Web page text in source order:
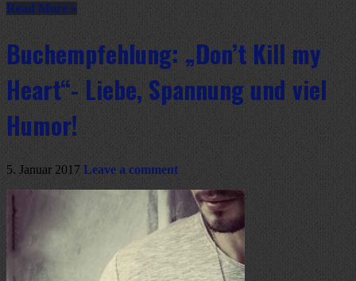
Read More »
Buchempfehlung: „Don’t Kill my
Heart“- Liebe, Spannung und viel
Humor!
5. Januar 2017 Leave a comment